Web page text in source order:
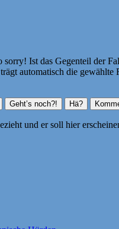
Ist das Gegenteil der
automatisch die
und er soll hier